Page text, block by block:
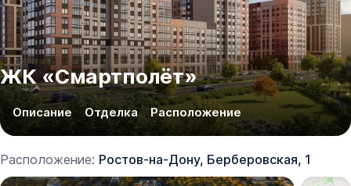
ЖК«Смартполёт»
Описание Отделка Расположение
Расположение: Ростов-на-Дону, Берберовская, 1